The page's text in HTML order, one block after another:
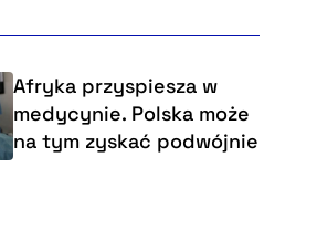
Afryka przyspiesza w
medycynie. Polska może
na tym zyskać podwójnie